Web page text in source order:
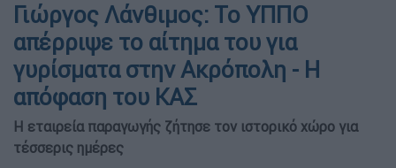
Γιώργος Λάνθιμος: Το ΥΠΠΟ
απέρριψε το αίτημα του για
γυρίσματα στην Ακρόπολη - Η
απόφαση του ΚΑΣ
Η εταιρεία παραγωγής ζήτησε τον ιστορικό χώρο για
τέσσερις ημέρες